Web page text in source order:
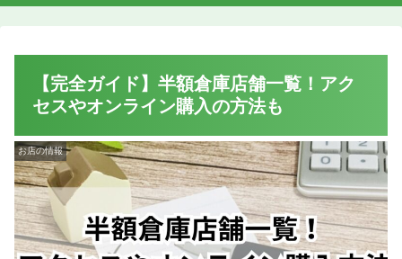
【完全ガイド】半額倉庫店舗一覧！アク
セスやオンライン購入の方法も
お店の情報